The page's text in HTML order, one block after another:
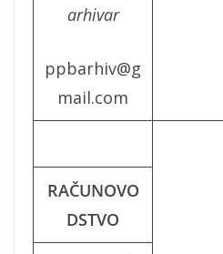
arhivar
ppbarhiv@g
mail.com
RAČUNOVO
DSTVO